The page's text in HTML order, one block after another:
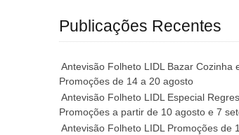
Publicações Recentes
Antevisão Folheto LIDL Bazar Cozinha
Promoções de 14 a 20 agosto
Antevisão Folheto LIDL Especial
Promoções a partir de 10 agosto e 7
Antevisão Folheto LIDL Promoções de